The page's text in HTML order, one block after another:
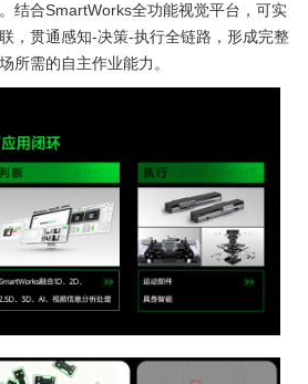
结合SmartWorks全功能视觉平台，可实
，贯通感知-决策-执行全链路，形成完整
所需的自主作业能力。